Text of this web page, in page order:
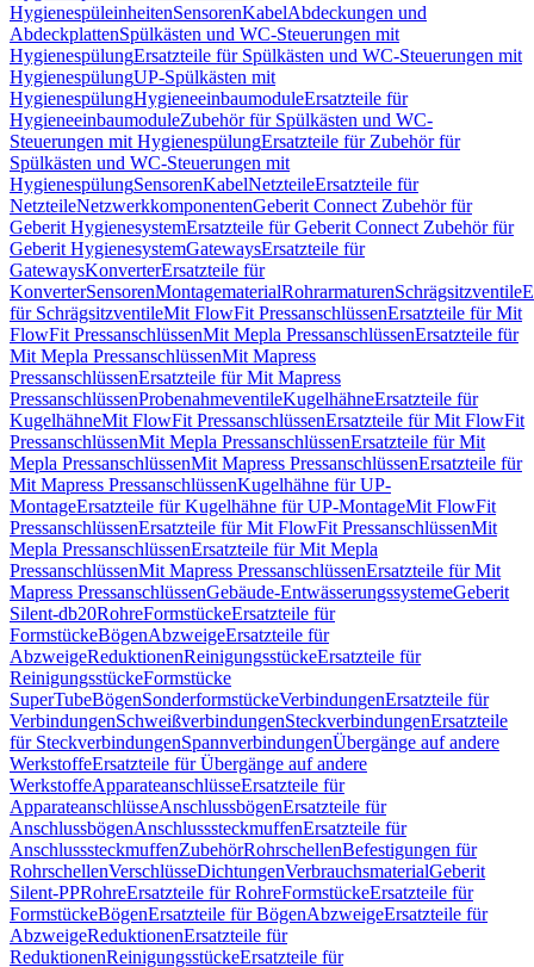
HygienespüleinheitenSensorenKabelAbdeckungen und
AbdeckplattenSpülkästen und WC-Steuerungen mit
HygienespülungErsatzteile für Spülkästen und WC-Steuerungen mit
HygienespülungUP-Spülkästen mit
HygienespülungHygieneeinbaumoduleErsatzteile für
HygieneeinbaumoduleZubehör für Spülkästen und WC-
Steuerungen mit HygienespülungErsatzteile für Zubehör für
Spülkästen und WC-Steuerungen mit
HygienespülungSensorenKabelNetzteileErsatzteile für
NetzteileNetzwerkkomponentenGeberit Connect Zubehör für
Geberit HygienesystemErsatzteile für Geberit Connect Zubehör für
Geberit HygienesystemGatewaysErsatzteile für
GatewaysKonverterErsatzteile für
KonverterSensorenMontagematerialRohrarmaturenSchrägsitzventile
für SchrägsitzventileMit FlowFit PressanschlüssenErsatzteile für Mit
FlowFit PressanschlüssenMit Mepla PressanschlüssenErsatzteile für
Mit Mepla PressanschlüssenMit Mapress
PressanschlüssenErsatzteile für Mit Mapress
PressanschlüssenProbenahmeventileKugelhähneErsatzteile für
KugelhähneMit FlowFit PressanschlüssenErsatzteile für Mit FlowFit
PressanschlüssenMit Mepla PressanschlüssenErsatzteile für Mit
Mepla PressanschlüssenMit Mapress PressanschlüssenErsatzteile für
Mit Mapress PressanschlüssenKugelhähne für UP-
MontageErsatzteile für Kugelhähne für UP-MontageMit FlowFit
PressanschlüssenErsatzteile für Mit FlowFit PressanschlüssenMit
Mepla PressanschlüssenErsatzteile für Mit Mepla
PressanschlüssenMit Mapress PressanschlüssenErsatzteile für Mit
Mapress PressanschlüssenGebäude-EntwässerungssystemeGeberit
Silent-db20RohreFormstückeErsatzteile für
FormstückeBögenAbzweigeErsatzteile für
AbzweigeReduktionenReinigungsstückeErsatzteile für
ReinigungsstückeFormstücke
SuperTubeBögenSonderformstückeVerbindungenErsatzteile für
VerbindungenSchweißverbindungenSteckverbindungenErsatzteile
für SteckverbindungenSpannverbindungenÜbergänge auf andere
WerkstoffeErsatzteile für Übergänge auf andere
WerkstoffeApparateanschlüsseErsatzteile für
ApparateanschlüsseAnschlussbögenErsatzteile für
AnschlussbögenAnschlusssteckmuffenErsatzteile für
AnschlusssteckmuffenZubehörRohrschellenBefestigungen für
RohrschellenVerschlüsseDichtungenVerbrauchsmaterialGeberit
Silent-PPRohreErsatzteile für RohreFormstückeErsatzteile für
FormstückeBögenErsatzteile für BögenAbzweigeErsatzteile für
AbzweigeReduktionenErsatzteile für
ReduktionenReinigungsstückeErsatzteile für